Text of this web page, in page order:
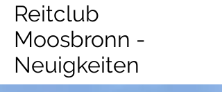
Reitclub
Moosbronn -
Neuigkeiten